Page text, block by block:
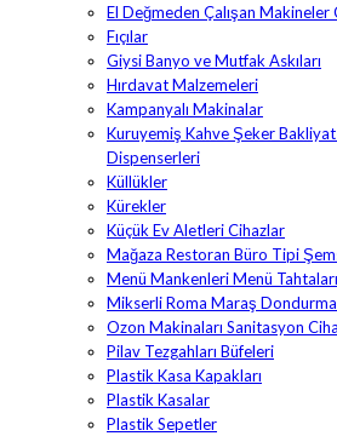
El Değmeden Çalışan Makineler
Fıçılar
Giysi Banyo ve Mutfak Askıları
Hırdavat Malzemeleri
Kampanyalı Makinalar
Kuruyemiş Kahve Şeker
Dispenserleri
Küllükler
Kürekler
Küçük Ev Aletleri Cihazlar
Mağaza Restoran Büro Tipi
Menü Mankenleri Menü Tahtaları
Mikserli Roma Maraş Dondurma
Ozon Makinaları Sanitasyon
Pilav Tezgahları Büfeleri
Plastik Kasa Kapakları
Plastik Kasalar
Plastik Sepetler